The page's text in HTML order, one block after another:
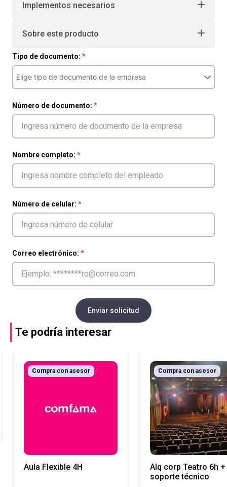
Implementos necesarios
Sobre este producto
Tipo de documento:
Número de documento:
Nombre completo:
Número de celular:
Correo electrónico:
Enviar solicitud
Te podría interesar
Aula Flexible 4H
Compra con asesor
Alq corp Teatro 6h +
soporte técnico
Compra con asesor